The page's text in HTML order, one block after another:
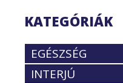
KATEGÓRIÁK
EGÉSZSÉG
INTERJÚ